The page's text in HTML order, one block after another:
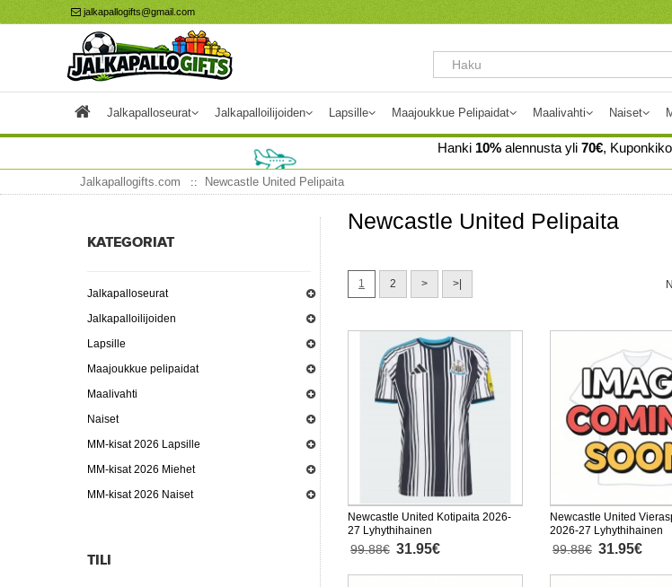
jalkapallogifts@gmail.com
Jalkapalloseurat Jalkapalloilijoiden Lapsille Maajoukkue Pelipaidat Maalivahti Naiset
Hanki 10% alennusta yli 70€,
Jalkapallogifts.com Newcastle United Pelipaita
KATEGORIAT
Jalkapalloseurat
Jalkapalloilijoiden
Lapsille
Maajoukkue pelipaidat
Maalivahti
Naiset
MM-kisat 2026 Lapsille
MM-kisat 2026 Miehet
MM-kisat 2026 Naiset
TILI
Newcastle United Pelipaita
1 2 > >|
Newcastle United Kotipaita 2026-
27 Lyhythihainen
99.88€ 31.95€
Newcastle United
2026-27 Lyhythihainen
99.88€ 31.95€